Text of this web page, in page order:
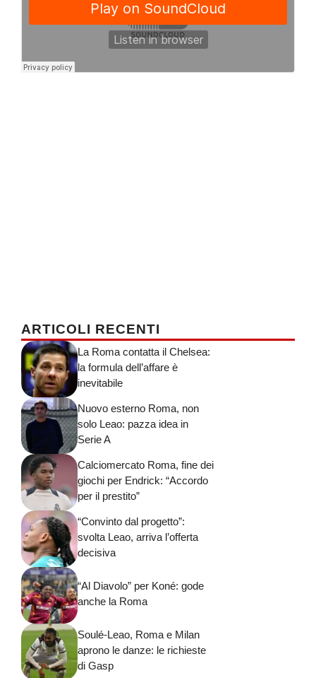
ARTICOLI RECENTI
La Roma contatta il Chelsea:
la formula dell’affare è
inevitabile
Nuovo esterno Roma, non
solo Leao: pazza idea in
Serie A
Calciomercato Roma, fine dei
giochi per Endrick: “Accordo
per il prestito”
“Convinto dal progetto”:
svolta Leao, arriva l’offerta
decisiva
“Al Diavolo” per Koné: gode
anche la Roma
Soulé-Leao, Roma e Milan
aprono le danze: le richieste
di Gasp